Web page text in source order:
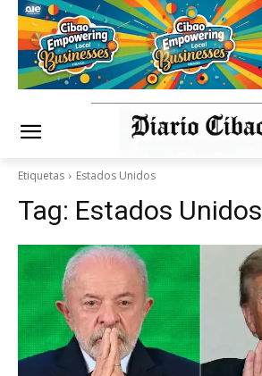
Etiquetas Estados Unidos
Tag: Estados Unidos